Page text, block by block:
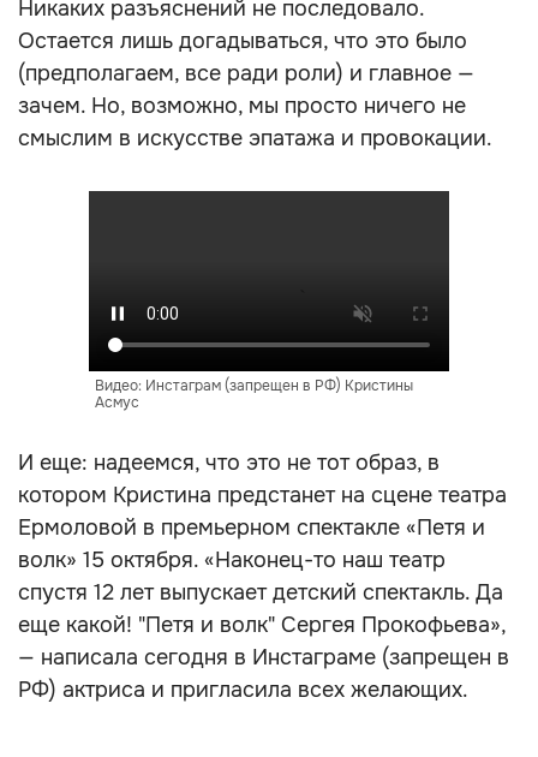
Никаких разъяснений не последовало.
Остается лишь догадываться, что это было
(предполагаем, все ради роли) и главное —
зачем. Но, возможно, мы просто ничего не
смыслим в искусстве эпатажа и провокации.
Видео: Инстаграм (запрещен в РФ) Кристины
Асмус
И еще: надеемся, что это не тот образ, в
котором Кристина предстанет на сцене театра
Ермоловой в премьерном спектакле «Петя и
волк» 15 октября. «Наконец-то наш театр
спустя 12 лет выпускает детский спектакль. Да
еще какой! "Петя и волк" Сергея Прокофьева»,
— написала сегодня в Инстаграме (запрещен в
РФ) актриса и пригласила всех желающих.